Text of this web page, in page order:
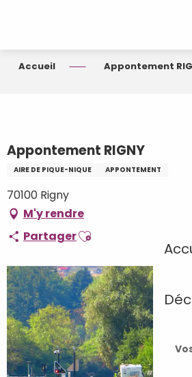
Accueil Appontement
Appontement RIGNY
AIRE DE PIQUE-NIQUE APPONTEMENT
70100 Rigny
M'y rendre
PartagerAjouter aux favoris